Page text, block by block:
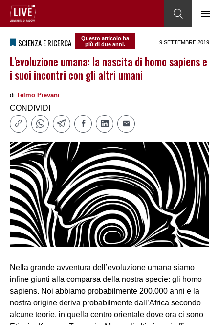
SCIENZA E RICERCA
Questo articolo ha
più di due anni.
9 SETTEMBRE 2019
L'evoluzione umana: la nascita di homo sapiens e
i suoi incontri con gli altri umani
di Telmo Pievani
CONDIVIDI
Nella grande avventura dell’evoluzione umana siamo
infine giunti alla comparsa della nostra specie: gli homo
sapiens. Noi abbiamo probabilmente 200.000 anni e la
nostra origine deriva probabilmente dall’Africa secondo
alcune teorie, in quella centro orientale dove ora ci sono